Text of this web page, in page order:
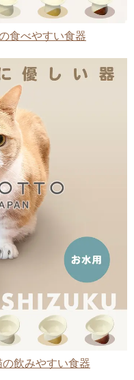
食べやすい食器
飲みやすい食器